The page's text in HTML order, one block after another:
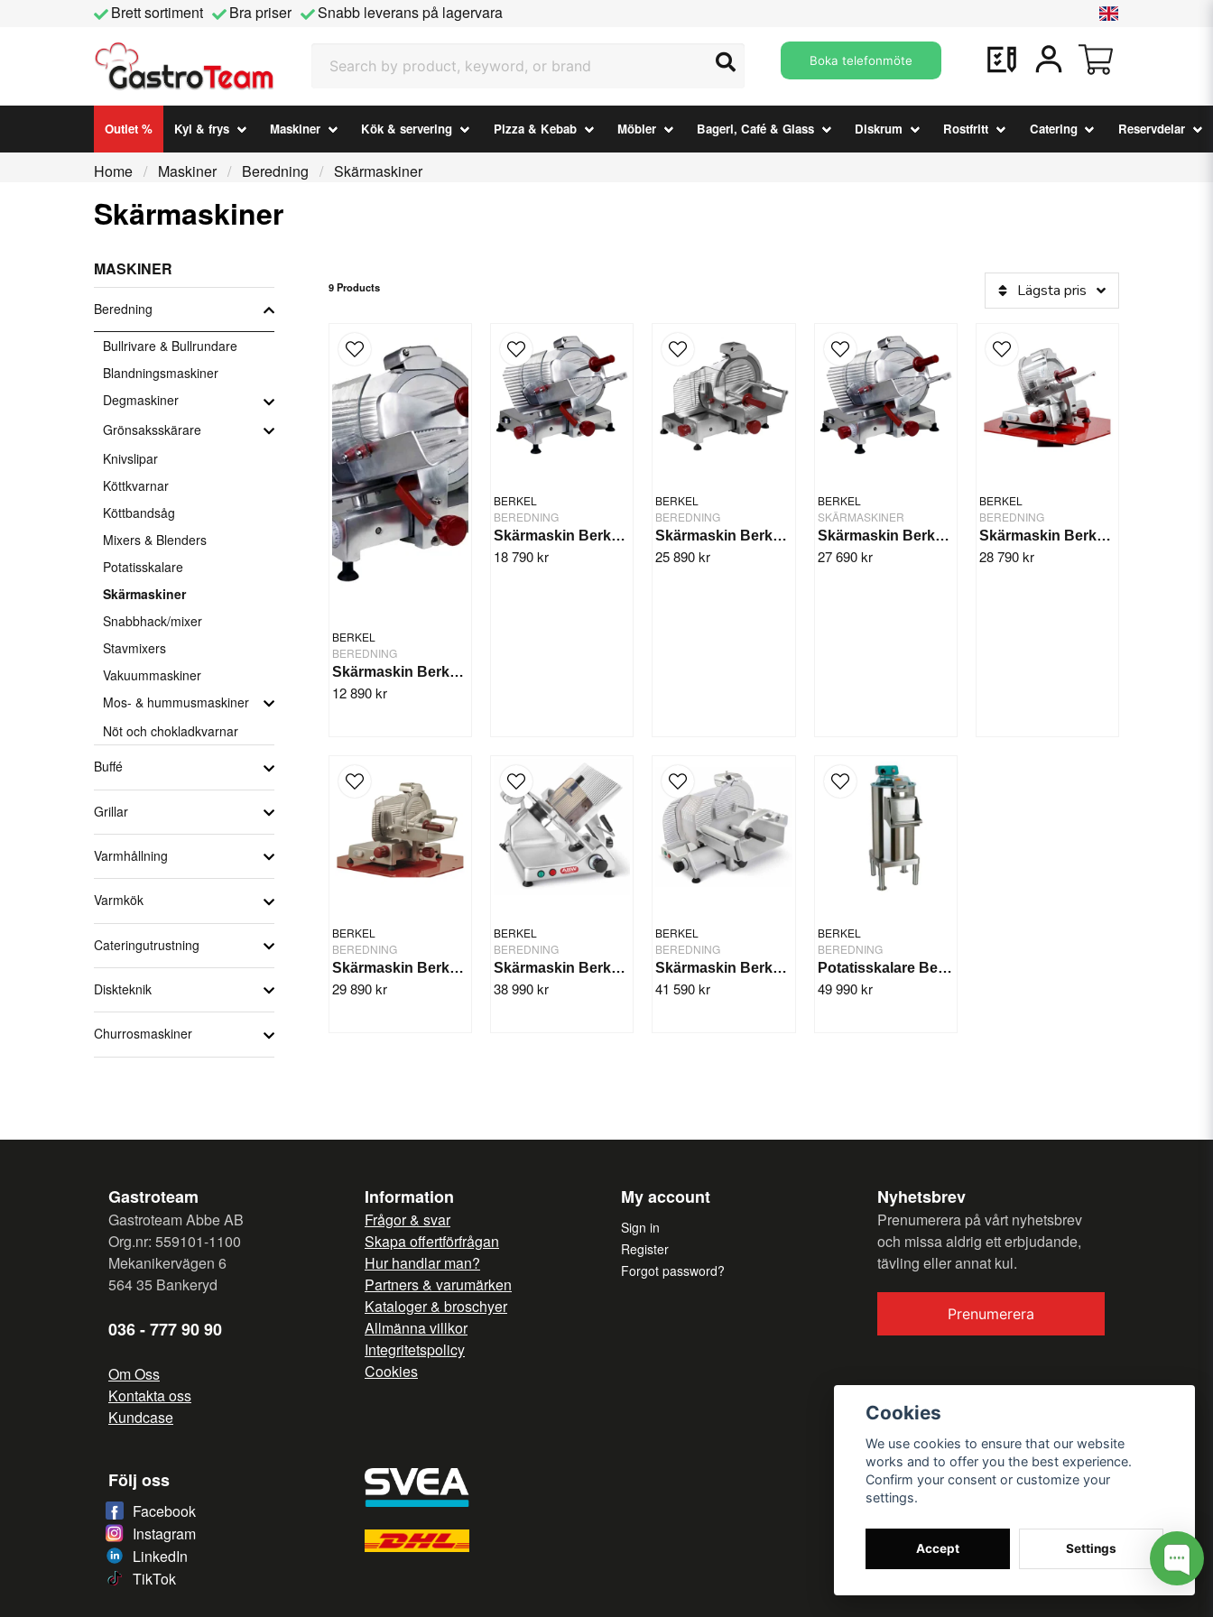
Brett sortiment Bra priser
Snabb leverans på lagervara
Boka telefonmöte
Outlet % Kyl & frys Maskiner Kök & servering Pizza & Kebab Möbler Bageri, Café & Glass Diskrum Rostfritt Catering Reservdelar
Home Maskiner Beredning Skärmaskiner
Skärmaskiner
MASKINER
Beredning
Bullrivare & Bullrundare
Blandningsmaskiner
Degmaskiner
Grönsaksskärare
Knivslipar
Köttkvarnar
Köttbandsåg
Mixers & Blenders
Potatisskalare
Skärmaskiner
Snabbhack/mixer
Stavmixers
Vakuummaskiner
Mos- & hummusmaskiner
Nöt och chokladkvarnar
Buffé
Grillar
Varmhållning
Varmkök
Cateringutrustning
Diskteknik
Churrosmaskiner
9 Products Lägsta pris
BERKEL
BEREDNING
Skärmaskin Berkel 250GE
12 890 kr
BERKEL
BEREDNING
Skärmaskin Berkel 300GE
18 790 kr
BERKEL
BEREDNING
Skärmaskin Berkel 300ESM
25 890 kr
BERKEL
SKÄRMASKINER
Skärmaskin Berkel 300GME
27 690 kr
BERKEL
BEREDNING
Skärmaskin Berkel 300GM
28 790 kr
BERKEL
BEREDNING
Skärmaskin Berkel 300SM
29 890 kr
BERKEL
BEREDNING
Skärmaskin Berkel 350GM
38 990 kr
BERKEL
BEREDNING
Skärmaskin Berkel 350SM
41 590 kr
BERKEL
BEREDNING
Potatisskalare Berkel PL/PV10
49 990 kr
Gastroteam
Gastroteam Abbe AB
Org.nr: 559101-1100
Mekanikervägen 6
564 35 Bankeryd
036 - 777 90 90
Om Oss
Kontakta oss
Kundcase
Information
Frågor & svar
Skapa offertförfrågan
Hur handlar man?
Partners & varumärken
Kataloger & broschyer
Allmänna villkor
Integritetspolicy
Cookies
My account
Sign in
Register
Forgot password?
Nyhetsbrev
Prenumerera på vårt nyhetsbrev
och missa aldrig ett erbjudande,
tävling eller annat kul.
Prenumerera
Följ oss
Facebook
Instagram
LinkedIn
TikTok
Cookies
We use cookies to ensure that our website
works and to offer you the best experience.
Confirm your consent or customize your
settings.
Accept Settings